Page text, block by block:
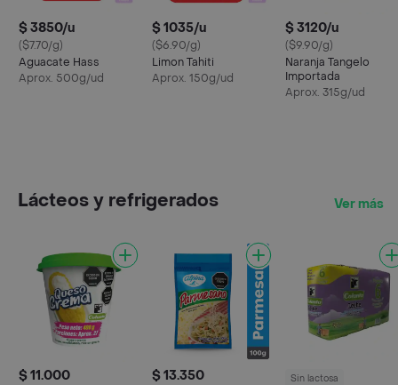
$ 3850/u
($7.70/g)
Aguacate Hass
Aprox. 500g/ud
$ 1035/u
($6.90/g)
Limon Tahiti
Aprox. 150g/ud
$ 3120/u
($9.90/g)
Naranja Tangelo
Importada
Aprox. 315g/ud
Lácteos y refrigerados Ver más
$ 11.000 $ 13.350 Sin lactosa